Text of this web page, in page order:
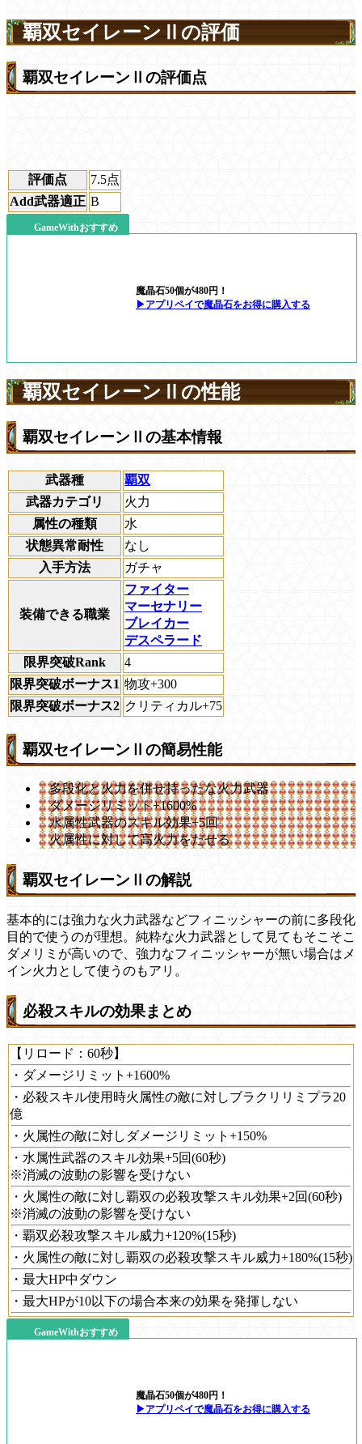
覇双セイレーンⅡの評価
覇双セイレーンⅡの評価点
評価点 7.5点
Add武器適正 B
GameWithおすすめ
魔晶石50個が480円！
▶アプリペイで魔晶石をお得に購入する
覇双セイレーンⅡの性能
覇双セイレーンⅡの基本情報
武器種
覇双
武器カテゴリ
火力
属性の種類
水
状態異常耐性
なし
入手方法
ガチャ
装備できる職業
ファイター
マーセナリー
ブレイカー
デスペラード
限界突破Rank
4
限界突破ボーナス1 物攻+300
限界突破ボーナス2 クリティカル+75
覇双セイレーンⅡの簡易性能
多段化と火力を併せ持ったな火力武器
ダメージリミット+1600%
水属性武器のスキル効果+5回
火属性に対して高火力をだせる
覇双セイレーンⅡの解説
基本的には強力な火力武器などフィニッシャーの前に多段化
目的で使うのが理想。純粋な火力武器として見てもそこそこ
ダメリミが高いので、強力なフィニッシャーが無い場合はメ
イン火力として使うのもアリ。
必殺スキルの効果まとめ
【リロード：60秒】
・ダメージリミット+1600%
・必殺スキル使用時火属性の敵に対しブラクリリミプラ20
億
・火属性の敵に対しダメージリミット+150%
・水属性武器のスキル効果+5回(60秒)
※消滅の波動の影響を受けない
・火属性の敵に対し覇双の必殺攻撃スキル効果+2回(60秒)
※消滅の波動の影響を受けない
・覇双必殺攻撃スキル威力+120%(15秒)
・火属性の敵に対し覇双の必殺攻撃スキル威力+180%(15秒)
・最大HP中ダウン
・最大HPが10以下の場合本来の効果を発揮しない
GameWithおすすめ
魔晶石50個が480円！
▶アプリペイで魔晶石をお得に購入する